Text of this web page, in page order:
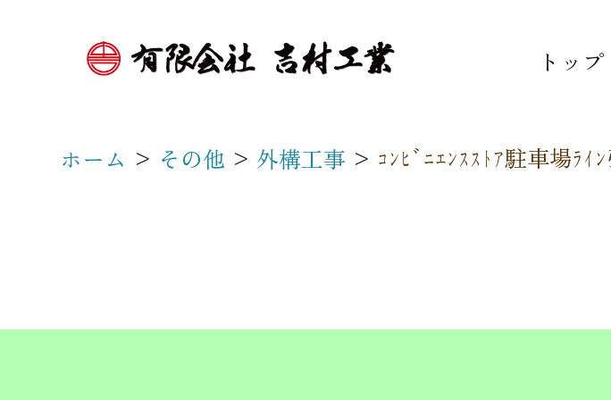
トップ
ホーム > その他 > 外構工事 > ｺﾝﾋﾞﾆｴﾝｽｽﾄｱ駐車場ﾗｲ